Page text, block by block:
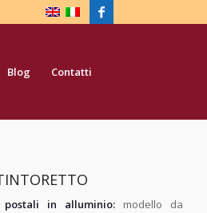
Blog Contatti
postali in alluminio: modello da